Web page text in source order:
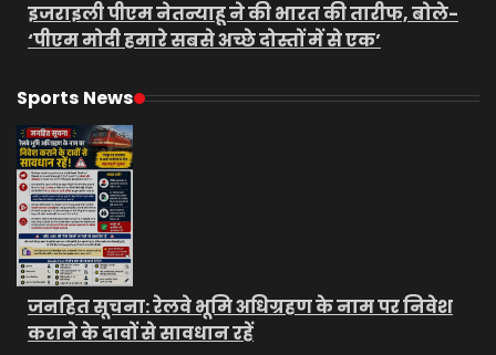
इजराइली पीएम नेतन्याहू ने की भारत की तारीफ, बोले-
‘पीएम मोदी हमारे सबसे अच्छे दोस्तों में से एक’
Sports News
जनहित सूचना: रेलवे भूमि अधिग्रहण के नाम पर निवेश
कराने के दावों से सावधान रहें